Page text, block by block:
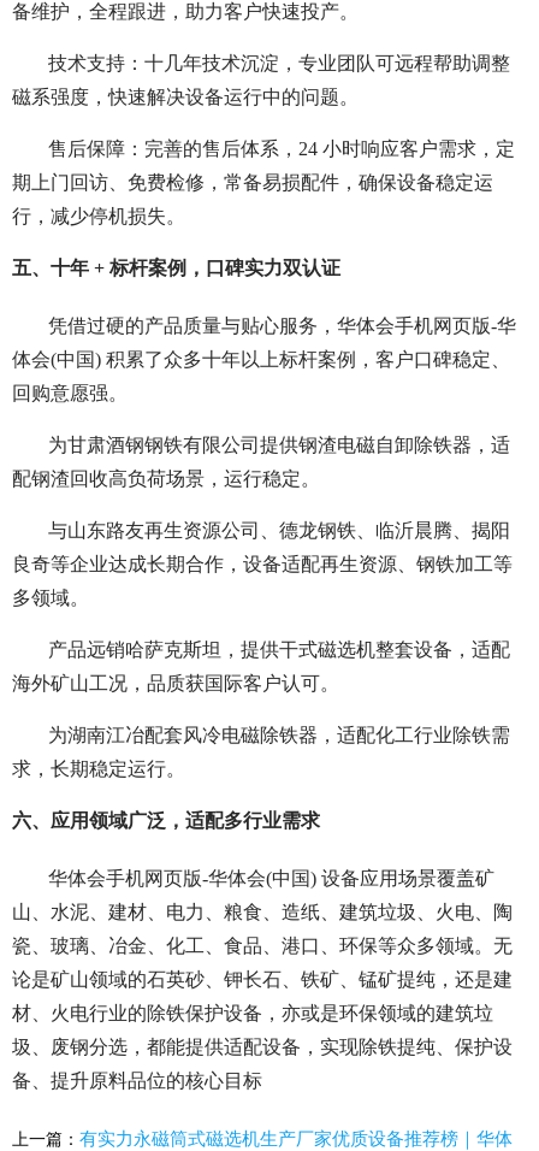
备维护，全程跟进，助力客户快速投产。
技术支持：十几年技术沉淀，专业团队可远程帮助调整
磁系强度，快速解决设备运行中的问题。
售后保障：完善的售后体系，24 小时响应客户需求，定
期上门回访、免费检修，常备易损配件，确保设备稳定运
行，减少停机损失。
五、十年 + 标杆案例，口碑实力双认证
凭借过硬的产品质量与贴心服务，华体会手机网页版-华
体会(中国) 积累了众多十年以上标杆案例，客户口碑稳定、
回购意愿强。
为甘肃酒钢钢铁有限公司提供钢渣电磁自卸除铁器，适
配钢渣回收高负荷场景，运行稳定。
与山东路友再生资源公司、德龙钢铁、临沂晨腾、揭阳
良奇等企业达成长期合作，设备适配再生资源、钢铁加工等
多领域。
产品远销哈萨克斯坦，提供干式磁选机整套设备，适配
海外矿山工况，品质获国际客户认可。
为湖南江冶配套风冷电磁除铁器，适配化工行业除铁需
求，长期稳定运行。
六、应用领域广泛，适配多行业需求
华体会手机网页版-华体会(中国) 设备应用场景覆盖矿
山、水泥、建材、电力、粮食、造纸、建筑垃圾、火电、陶
瓷、玻璃、冶金、化工、食品、港口、环保等众多领域。无
论是矿山领域的石英砂、钾长石、铁矿、锰矿提纯，还是建
材、火电行业的除铁保护设备，亦或是环保领域的建筑垃
圾、废钢分选，都能提供适配设备，实现除铁提纯、保护设
备、提升原料品位的核心目标
上一篇： 有实力永磁筒式磁选机生产厂家优质设备推荐榜｜华体